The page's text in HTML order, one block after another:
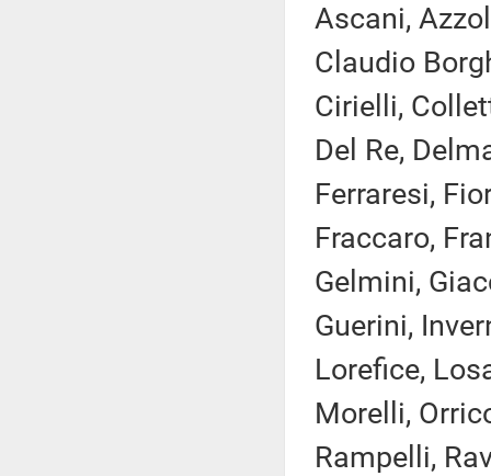
Ascani,
Claudio
Cirielli,
Del Re,
Ferraresi,
Fraccaro,
Gelmini,
Guerini,
Lorefice,
Morelli,
Rampelli,